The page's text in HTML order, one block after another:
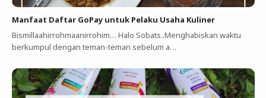
Manfaat Daftar GoPay untuk Pelaku Usaha Kuliner ‎
Bismillaahirrohmaanirrohim…‎ Halo Sobats..Menghabiskan waktu
berkumpul dengan teman-teman sebelum a…